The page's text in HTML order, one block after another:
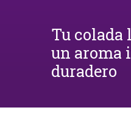
Tu
un aroma
duradero